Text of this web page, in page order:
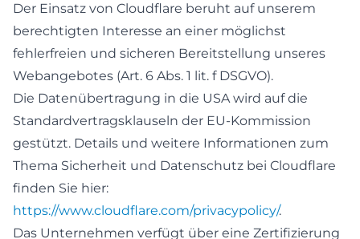
Der Einsatz von Cloudflare beruht auf unserem
berechtigten Interesse an einer möglichst
fehlerfreien und sicheren Bereitstellung unseres
Webangebotes (Art. 6 Abs. 1 lit. f DSGVO).
Die Datenübertragung in die USA wird auf die
Standardvertragsklauseln der EU-Kommission
gestützt. Details und weitere Informationen zum
Thema Sicherheit und Datenschutz bei Cloudflare
finden Sie hier:
https://www.cloudflare.com/privacypolicy/.
Das Unternehmen verfügt über eine Zertifizierung